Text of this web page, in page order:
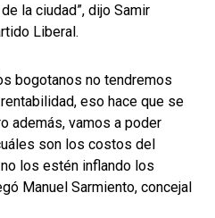
la ciudad”, dijo Samir
Liberal.
bogotanos no tendremos
eso hace que se
además, vamos a poder
son los costos del
los estén inflando los
Manuel Sarmiento, concejal